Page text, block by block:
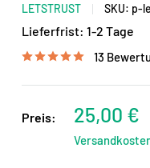
LETSTRUST SKU: p-
Lieferfrist: 1-2 Tage
13
Preis: 25,00 €